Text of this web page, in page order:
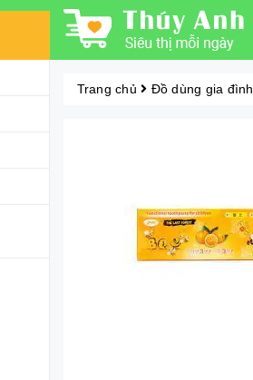
Trang chủ Đồ dùng gia đình